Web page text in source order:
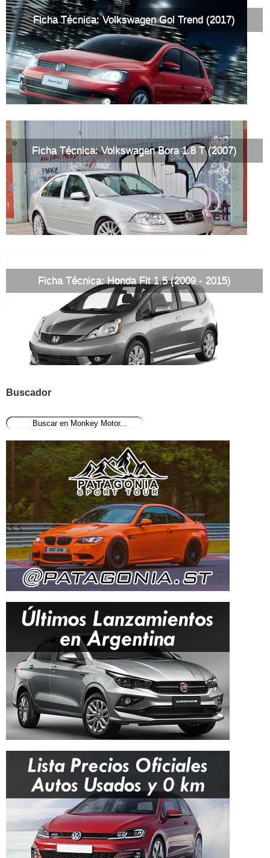
Ficha Técnica: Volkswagen Gol Trend (2017)
Ficha Técnica: Volkswagen Bora 1.8 T (2007)
Ficha Técnica: Honda Fit 1.5 (2009 - 2015)
Buscador